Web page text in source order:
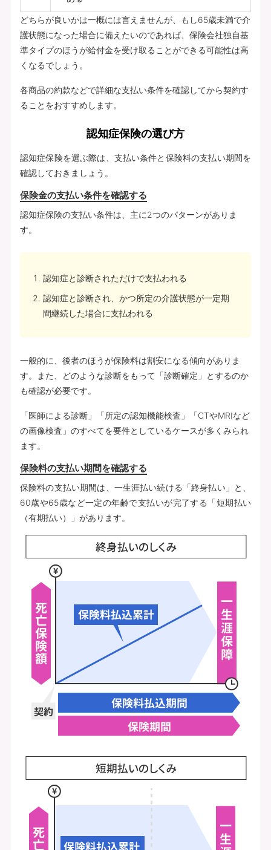
どちらが良いかは一概には言えませんが、もし65歳未満で介
護状態になった場合に備えたいのであれば、保険会社独自基
準タイプのほうが給付金を受け取ることができる可能性は高
くなるでしょう。
各商品の約款などで詳細な支払い条件を確認してから契約す
ることをおすすめします。
認知症保険の選び方
認知症保険を選ぶ際は、支払い条件と保険料の支払い期間を
確認しておきましょう。
保険金の支払い条件を確認する
認知症保険の支払い条件は、主に2つのパターンがありま
す。
認知症と診断されただけで支払われる
認知症と診断され、かつ所定の介護状態が一定期
間継続した場合に支払われる
一般的に、後者のほうが保険料は割安になる傾向がありま
す。また、どのような診断をもって「診断確定」とするのか
も確認が必要です。
「医師による診断」「所定の認知機能検査」「CTやMRIなど
の画像検査」のすべてを要件としているケースが多くみられ
ます。
保険料の支払い期間を確認する
保険料の支払い期間は、一生涯払い続ける「終身払い」と、
60歳や65歳など一定の年齢で支払いが完了する「短期払い
（有期払い）」があります。